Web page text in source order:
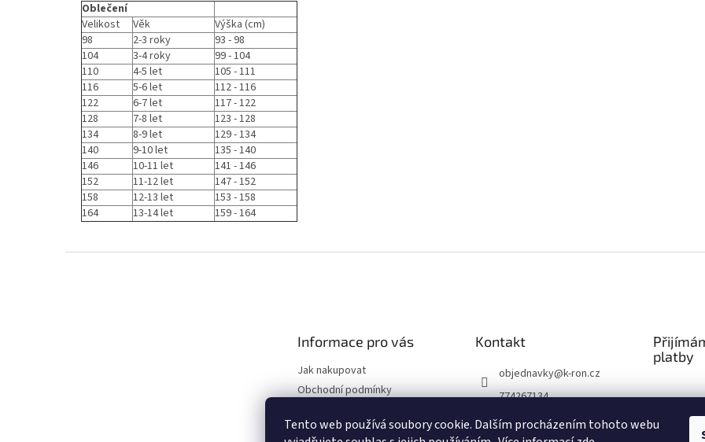
Tento web používá soubory cookie. Dalším procházením tohoto webu
Oblečení
Velikost
Věk
Výška (cm)
98
2-3 roky
93 - 98
104
3-4 roky
99 - 104
110
4-5 let
105 - 111
116
5-6 let
112 - 116
122
6-7 let
117 - 122
128
7-8 let
123 - 128
134
8-9 let
129 - 134
140
9-10 let
135 - 140
146
10-11 let
141 - 146
152
11-12 let
147 - 152
158
12-13 let
153 - 158
164
13-14 let 159 - 164
Informace pro vás
Jak nakupovat
Obchodní podmínky
údajů
Kontakt
objednavky@k-ron.cz
774267134
774267134
platby